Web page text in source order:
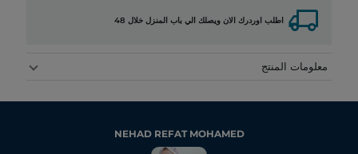
local_shipping اطلب اوردرك الان ويصلك الي باب المنزل خلال 48
معلومات المنتج
NEHAD REFAT MOHAMED